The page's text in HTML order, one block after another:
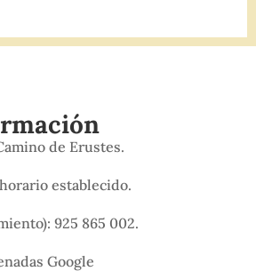
de Erustes.
establecido.
925 865 002.
Google